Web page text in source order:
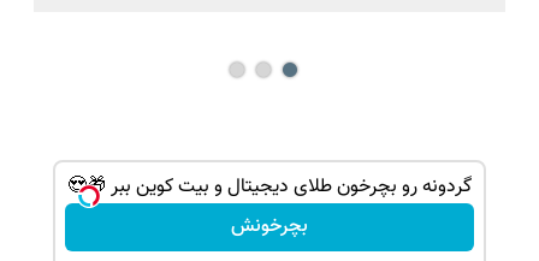
گردونه رو بچرخون طلای دیجیتال و بیت کوین ببر 🎁😍
بچرخونش